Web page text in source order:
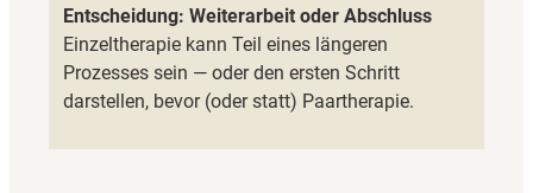
Entscheidung: Weiterarbeit oder Abschluss
Einzeltherapie kann Teil eines längeren
Prozesses sein — oder den ersten Schritt
darstellen, bevor (oder statt) Paartherapie.